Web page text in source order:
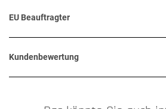
EU Beauftragter
Kundenbewertung